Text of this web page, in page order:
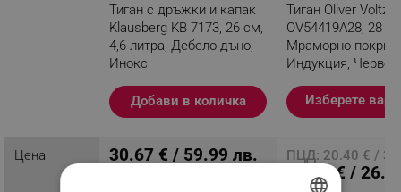
Тиган с дръжки и капак
Klausberg KB 7173, 26 см,
4,6 литра, Дебело дъно,
Инокс
Разглеждате този
продукт
Добави в количка
Тиган Oliver Voltz
OV54419A28, 28
Мраморно
Индукция, Червен
Изберете
Цена 30.67 € / 59.99 лв. ПЦД: 20.40 € /
13.50 € /